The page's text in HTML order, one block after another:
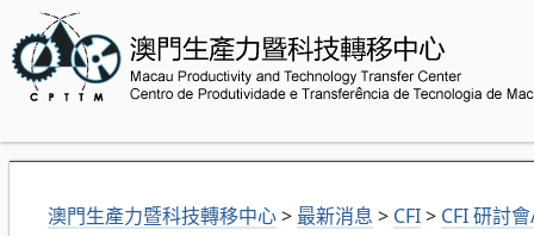
澳門生產力暨科技轉移中心> 最新消息 > CFI> CFI 研討